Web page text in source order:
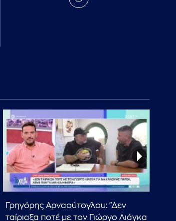
Γρηγόρης Αρναούτογλου: "Δεν
ταίριαξα ποτέ με τον Γιώργο Λιάγκα